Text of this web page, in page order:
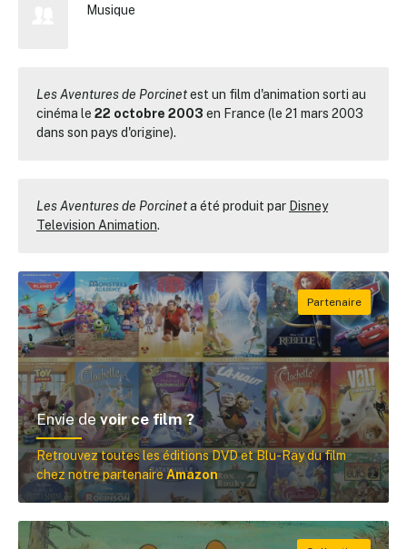
Musique
Les Aventures de Porcinetest un film d'animation sorti au
cinéma le 22 octobre 2003 en France (le 21 mars 2003
dans son pays d'origine).
Les Aventures de Porcineta été produit par Disney
Television Animation.
Envie devoir ce film ?
Retrouvez toutes les éditions DVD et Blu-Ray du film
chez notre partenaireAmazon